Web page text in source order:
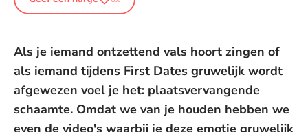
Als je iemand ontzettend vals hoort zingen of
als iemand tijdens First Dates gruwelijk wordt
afgewezen voel je het: plaatsvervangende
schaamte. Omdat we van je houden hebben we
even de video's waarbij je deze emotie gruwelijk